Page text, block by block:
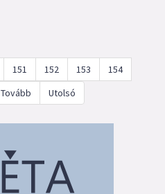
151 152 153
154
Tovább Utolsó